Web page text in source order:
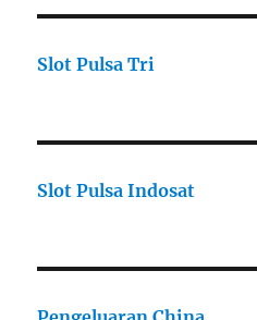
Slot Pulsa Tri
Slot Pulsa Indosat